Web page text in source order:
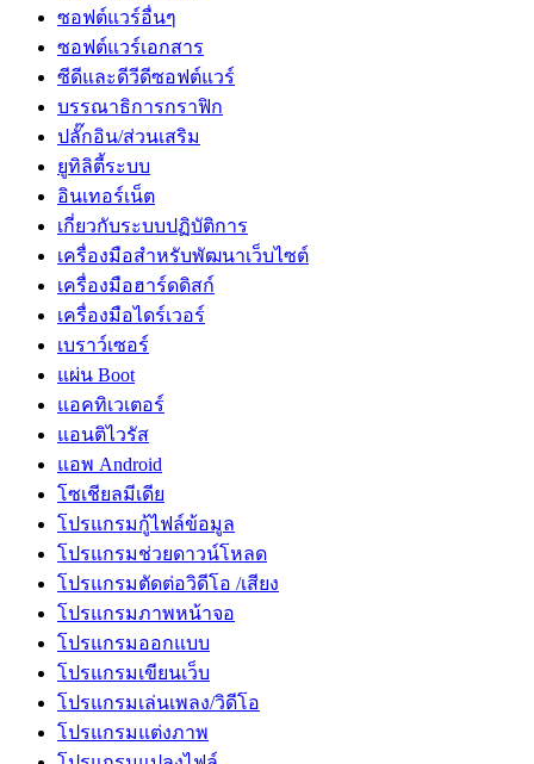
ซอฟต์แวร์อื่นๆ
ซอฟต์แวร์เอกสาร
ซีดีและดีวีดีซอฟต์แวร์
บรรณาธิการกราฟิก
ปลั๊กอิน/ส่วนเสริม
ยูทิลิตี้ระบบ
อินเทอร์เน็ต
เกี่ยวกับระบบปฏิบัติการ
เครื่องมือสำหรับพัฒนาเว็บไซต์
เครื่องมือฮาร์ดดิสก์
เครื่องมือไดร์เวอร์
เบราว์เซอร์
แผ่น Boot
แอคทิเวเตอร์
แอนติไวรัส
แอพ Android
โซเชียลมีเดีย
โปรแกรมกู้ไฟล์ข้อมูล
โปรแกรมช่วยดาวน์โหลด
โปรแกรมตัดต่อวิดีโอ /เสียง
โปรแกรมภาพหน้าจอ
โปรแกรมออกแบบ
โปรแกรมเขียนเว็บ
โปรแกรมเล่นเพลง/วิดีโอ
โปรแกรมแต่งภาพ